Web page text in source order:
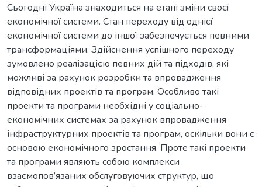
Сьогодні Україна знаходиться на етапі зміни своєї
економічної системи. Стан переходу від однієї
економічної системи до іншої забезпечується певними
трансформаціями. Здійснення успішного переходу
зумовлено реалізацією певних дій та підходів, які
можливі за рахунок розробки та впровадження
відповідних проектів та програм. Особливо такі
проекти та програми необхідні у соціально-
економічних системах за рахунок впровадження
інфраструктурних проектів та програм, оскільки вони є
основою економічного зростання. Проте такі проекти
та програми являють собою комплекси
взаємопов’язаних обслуговуючих структур, що